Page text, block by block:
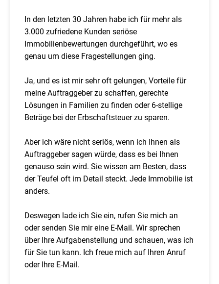
In den letzten 30 Jahren habe ich für mehr als
3.000 zufriedene Kunden seriöse
Immobilienbewertungen durchgeführt, wo es
genau um diese Fragestellungen ging.
Ja, und es ist mir sehr oft gelungen, Vorteile für
meine Auftraggeber zu schaffen, gerechte
Lösungen in Familien zu finden oder 6-stellige
Beträge bei der Erbschaftsteuer zu sparen.
Aber ich wäre nicht seriös, wenn ich Ihnen als
Auftraggeber sagen würde, dass es bei Ihnen
genauso sein wird. Sie wissen am Besten, dass
der Teufel oft im Detail steckt. Jede Immobilie ist
anders.
Deswegen lade ich Sie ein, rufen Sie mich an
oder senden Sie mir eine E-Mail. Wir sprechen
über Ihre Aufgabenstellung und schauen, was ich
für Sie tun kann. Ich freue mich auf Ihren Anruf
oder Ihre E-Mail.